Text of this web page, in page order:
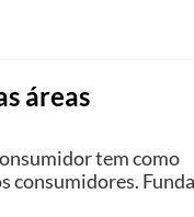
áreas
tem como
consumidores.